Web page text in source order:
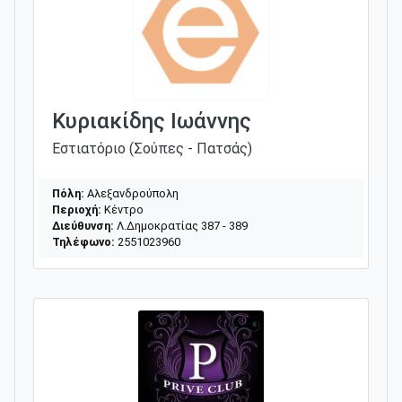
Κυριακίδης Ιωάννης
Εστιατόριο (Σούπες - Πατσάς)
Πόλη: Αλεξανδρούπολη
Περιοχή: Κέντρο
Διεύθυνση: Λ.Δημοκρατίας 387 - 389
Τηλέφωνο: 2551023960